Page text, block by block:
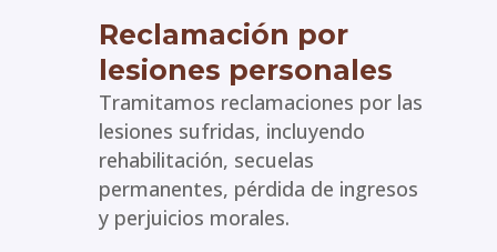
Reclamación por
lesiones personales
Tramitamos reclamaciones por las
lesiones sufridas, incluyendo
rehabilitación, secuelas
permanentes, pérdida de ingresos
y perjuicios morales.